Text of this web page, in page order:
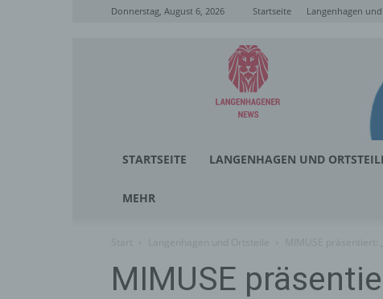
Donnerstag, August 6, 2026 Startseite Langenhagen
Langenhagener
News
STARTSEITE LANGENHAGEN UND
MEHR
MIMUSE